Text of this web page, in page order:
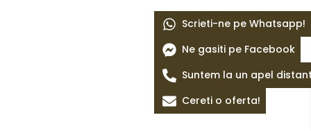
Scrieti-ne pe Whatsapp!
Ne gasiti pe Facebook
Suntem la un apel
Cereti o oferta!